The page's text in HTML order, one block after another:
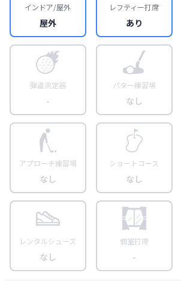
インドア/屋外
屋外
レフティー打席
あり
弾道測定器
-
パター練習場
なし
アプローチ練習場
なし
ショートコース
なし
レンタルシューズ
なし
個室打席
-